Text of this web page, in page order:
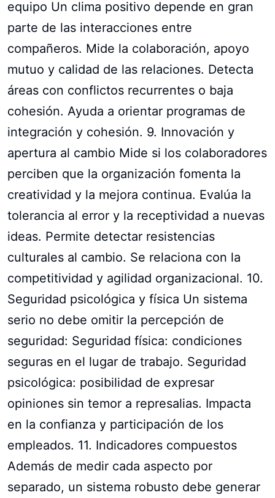
equipo Un clima positivo depende en gran
parte de las interacciones entre
compañeros. Mide la colaboración, apoyo
mutuo y calidad de las relaciones. Detecta
áreas con conflictos recurrentes o baja
cohesión. Ayuda a orientar programas de
integración y cohesión. 9. Innovación y
apertura al cambio Mide si los colaboradores
perciben que la organización fomenta la
creatividad y la mejora continua. Evalúa la
tolerancia al error y la receptividad a nuevas
ideas. Permite detectar resistencias
culturales al cambio. Se relaciona con la
competitividad y agilidad organizacional. 10.
Seguridad psicológica y física Un sistema
serio no debe omitir la percepción de
seguridad: Seguridad física: condiciones
seguras en el lugar de trabajo. Seguridad
psicológica: posibilidad de expresar
opiniones sin temor a represalias. Impacta
en la confianza y participación de los
empleados. 11. Indicadores compuestos
Además de medir cada aspecto por
separado, un sistema robusto debe generar